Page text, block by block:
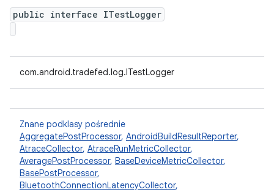
public interface ITestLogger
com.android.tradefed.log.ITestLogger
Znane podklasy pośrednie
AggregatePostProcessor, AndroidBuildResultReporter,
AtraceCollector, AtraceRunMetricCollector,
AveragePostProcessor, BaseDeviceMetricCollector,
BasePostProcessor,
BluetoothConnectionLatencyCollector,